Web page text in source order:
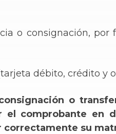
o consignación,
débito, crédito y
o
comprobante en
correctamente su